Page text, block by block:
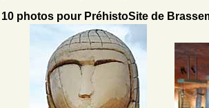
10 photos pour PréhistoSite de